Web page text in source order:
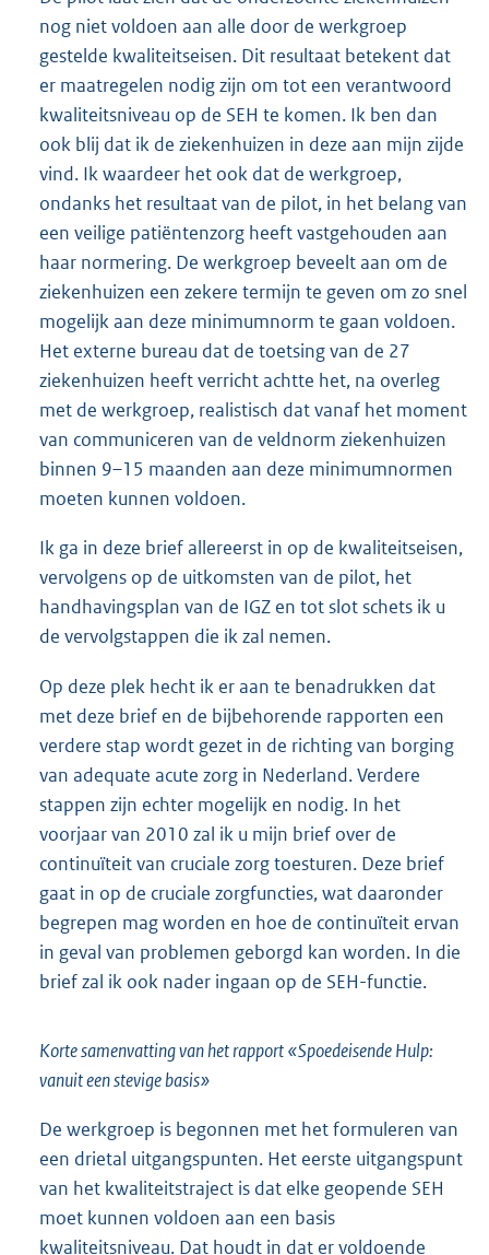
nog niet voldoen aan alle door de werkgroep
gestelde kwaliteitseisen. Dit resultaat betekent dat
er maatregelen nodig zijn om tot een verantwoord
kwaliteitsniveau op de SEH te komen. Ik ben dan
ook blij dat ik de ziekenhuizen in deze aan mijn zijde
vind. Ik waardeer het ook dat de werkgroep,
ondanks het resultaat van de pilot, in het belang van
een veilige patiëntenzorg heeft vastgehouden aan
haar normering. De werkgroep beveelt aan om de
ziekenhuizen een zekere termijn te geven om zo snel
mogelijk aan deze minimumnorm te gaan voldoen.
Het externe bureau dat de toetsing van de 27
ziekenhuizen heeft verricht achtte het, na overleg
met de werkgroep, realistisch dat vanaf het moment
van communiceren van de veldnorm ziekenhuizen
binnen 9–15 maanden aan deze minimumnormen
moeten kunnen voldoen.
Ik ga in deze brief allereerst in op de kwaliteitseisen,
vervolgens op de uitkomsten van de pilot, het
handhavingsplan van de IGZ en tot slot schets ik u
de vervolgstappen die ik zal nemen.
Op deze plek hecht ik er aan te benadrukken dat
met deze brief en de bijbehorende rapporten een
verdere stap wordt gezet in de richting van borging
van adequate acute zorg in Nederland. Verdere
stappen zijn echter mogelijk en nodig. In het
voorjaar van 2010 zal ik u mijn brief over de
continuïteit van cruciale zorg toesturen. Deze brief
gaat in op de cruciale zorgfuncties, wat daaronder
begrepen mag worden en hoe de continuïteit ervan
in geval van problemen geborgd kan worden. In die
brief zal ik ook nader ingaan op de SEH-functie.
Korte samenvatting van het rapport «Spoedeisende Hulp:
vanuit een stevige basis»
De werkgroep is begonnen met het formuleren van
een drietal uitgangspunten. Het eerste uitgangspunt
van het kwaliteitstraject is dat elke geopende SEH
moet kunnen voldoen aan een basis
kwaliteitsniveau. Dat houdt in dat er voldoende